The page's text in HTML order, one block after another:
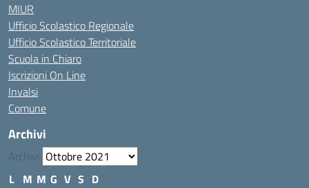
MIUR
Ufficio Scolastico Regionale
Ufficio Scolastico Territoriale
Scuola in Chiaro
Iscrizioni On Line
Invalsi
Comune
Archivi
Archivi
L M M G V S D